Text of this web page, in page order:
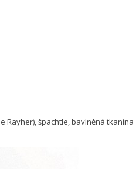
Rayher), špachtle, bavlněná tkanina